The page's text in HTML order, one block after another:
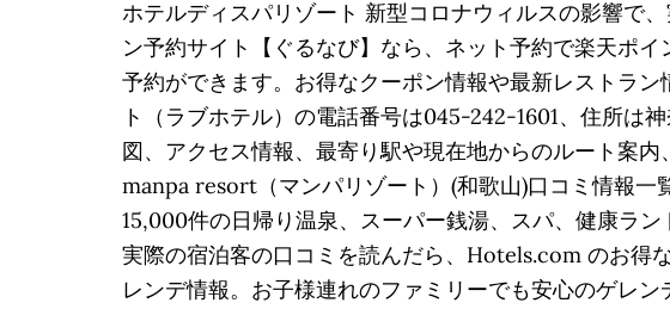
ホテルディスパリゾート 新型コロナウィルスの影響で
ン予約サイト【ぐるなび】なら、ネット予約で楽天ポ
予約ができます。お得なクーポン情報や最新レストラ
ト（ラブホテル）の電話番号は045-242-1601、住所は
図、アクセス情報、最寄り駅や現在地からのルート案
manpa resort（マンパリゾート）(和歌山)口コミ情報
15,000件の日帰り温泉、スーパー銭湯、スパ、健康ラ
実際の宿泊客の口コミを読んだら、Hotels.com のお得
レンデ情報。お子様連れのファミリーでも安心のゲレ